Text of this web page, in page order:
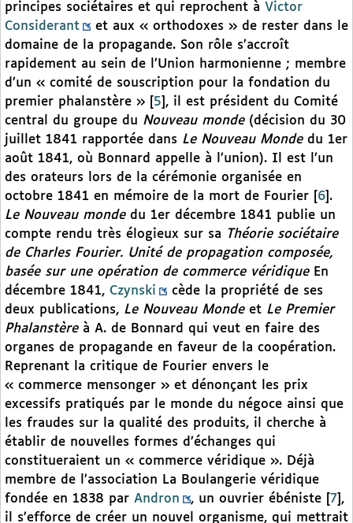
principes sociétaires et qui reprochent à Victor
Considerant
et aux « orthodoxes » de rester dans le
domaine de la propagande. Son rôle s’accroît
rapidement au sein de l’Union harmonienne ; membre
d’un « comité de souscription pour la fondation du
premier phalanstère »
5 , il est président du Comité
central du groupe du Nouveau monde(décision du 30
juillet 1841 rapportée dans Le Nouveau Mondedu 1er
août 1841, où Bonnard appelle à l’union). Il est l’un
des orateurs lors de la cérémonie organisée en
octobre 1841 en mémoire de la mort de Fourier
6 .
Le Nouveau mondedu 1er décembre 1841 publie un
compte rendu très élogieux sur sa Théorie sociétaire
de Charles Fourier. Unité de propagation composée,
basée sur une opération de commerce véridiqueEn
décembre 1841, Czynski
cède la propriété de ses
deux publications, Le Nouveau Monde et Le Premier
Phalanstèreà A. de Bonnard qui veut en faire des
organes de propagande en faveur de la coopération.
Reprenant la critique de Fourier envers le
« commerce mensonger » et dénonçant les prix
excessifs pratiqués par le monde du négoce ainsi que
les fraudes sur la qualité des produits, il cherche à
établir de nouvelles formes d’échanges qui
constitueraient un « commerce véridique ». Déjà
membre de l’association La Boulangerie véridique
fondée en 1838 par Andron , un ouvrier ébéniste 7 ,
il s’efforce de créer un nouvel organisme, qui mettrait